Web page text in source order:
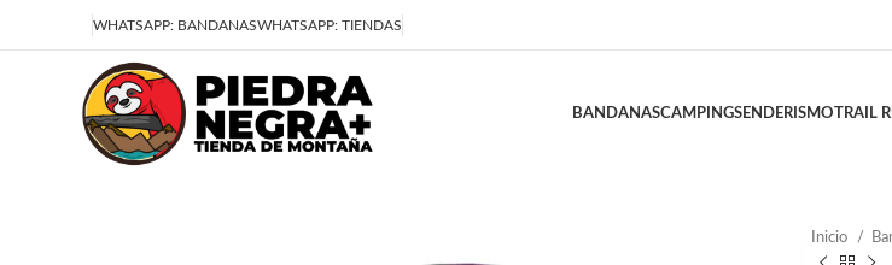
WHATSAPP: BANDANASWHATSAPP: TIENDAS
BANDANASCAMPINGSENDERISMOTRAIL
Inicio
Deja que la montaña sea parte de tu vida